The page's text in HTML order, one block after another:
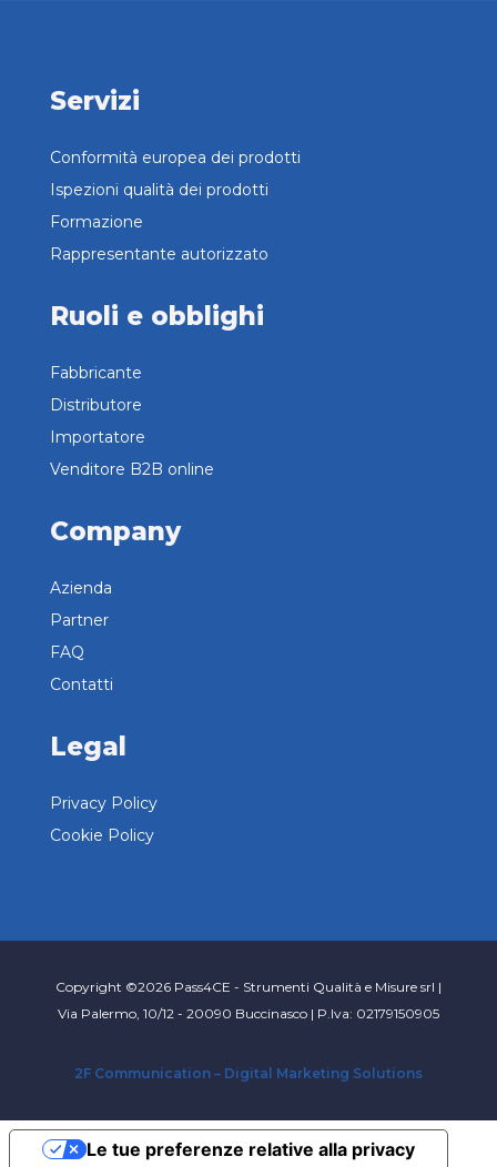
Servizi
Conformità europea dei prodotti
Ispezioni qualità dei prodotti
Formazione
Rappresentante autorizzato
Ruoli e obblighi
Fabbricante
Distributore
Importatore
Venditore B2B online
Company
Azienda
Partner
FAQ
Contatti
Legal
Privacy Policy
Cookie Policy
Copyright ©2026 Pass4CE - Strumenti Qualità e Misure srl |
Via Palermo, 10/12 - 20090 Buccinasco | P.Iva: 02179150905
2F Communication – Digital Marketing Solutions
Le tue preferenze relative alla privacy